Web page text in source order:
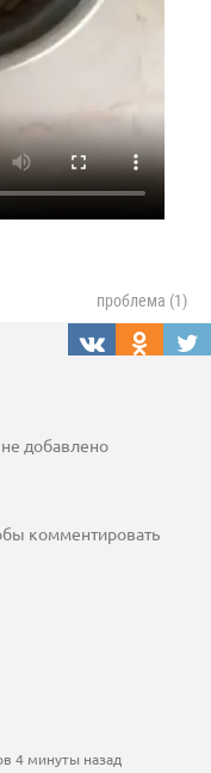
проблема (1)
добавлено
комментировать
4 минуты назад